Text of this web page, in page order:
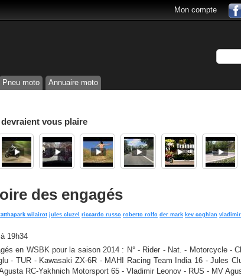
Mon compte
Pneu moto Annuaire moto
vous plaire
des engagés
wilairot jules cluzel riccardo russo roberto rolfo der mark kev coghlan
19h34
en WSBK pour la saison 2014 : N° - Rider - Nat. - Motorcycle -
- TUR - Kawasaki ZX-6R - MAHI Racing Team India 16 - Jules
RC-Yakhnich Motorsport 65 - Vladimir Leonov - RUS - MV